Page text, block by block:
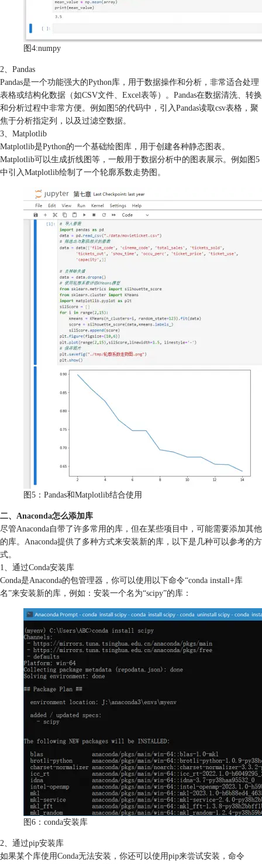
图4:numpy
2、Pandas
Pandas是一个功能强大的Python库，用于数据操作和分析，非常适合处理
表格或结构化数据（如CSV文件、Excel表等）。Pandas在数据清洗、转换
和分析过程中非常方便。例如图5的代码中，引入Pandas读取csv表格，聚
焦于分析指定列，以及过滤空数据。
3、Matplotlib
Matplotlib是Python的一个基础绘图库，用于创建各种静态图表。
Matplotlib可以生成折线图等，一般用于数据分析中的图表展示。例如图5
中引入Matplotlib绘制了一个轮廓系数走势图。
图5：Pandas和Matplotlib结合使用
二、Anaconda怎么添加库
尽管Anaconda自带了许多常用的库，但在某些项目中，可能需要添加其他
的库。Anaconda提供了多种方式来安装新的库，以下是几种可以参考的方
式。
1、通过Conda安装库
Conda是Anaconda的包管理器，你可以使用以下命令“conda install+库
名”来安装新的库，例如：安装一个名为“scipy”的库：
图6：conda安装库
2、通过pip安装库
如果某个库使用Conda无法安装，你还可以使用pip来尝试安装，命令